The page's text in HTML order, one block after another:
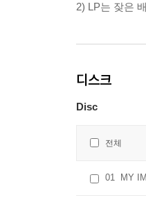
2) LP는 잦은
디스크
Disc
전체
01 MY